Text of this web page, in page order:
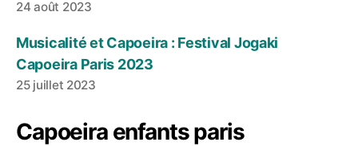
24 août 2023
Musicalité et Capoeira : Festival Jogaki
Capoeira Paris 2023
25 juillet 2023
Capoeira enfants paris